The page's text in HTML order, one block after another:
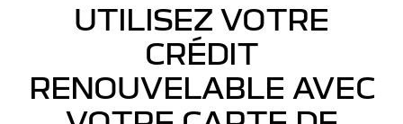
UTILISEZ VOTRE
CRÉDIT
RENOUVELABLE AVEC